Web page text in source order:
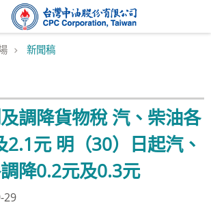
新聞稿
調降貨物稅 汽、柴油各
2.1元 明（30）日起汽、
降0.2元及0.3元
29